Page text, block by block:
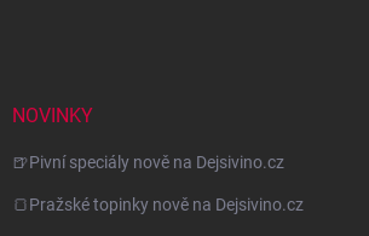
NOVINKY
🍺Pivní speciály nově na Dejsivino.cz
🍞Pražské topinky nově na Dejsivino.cz